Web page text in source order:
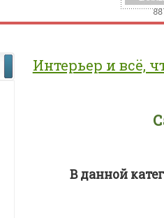
Интерьер и всё,
В данной